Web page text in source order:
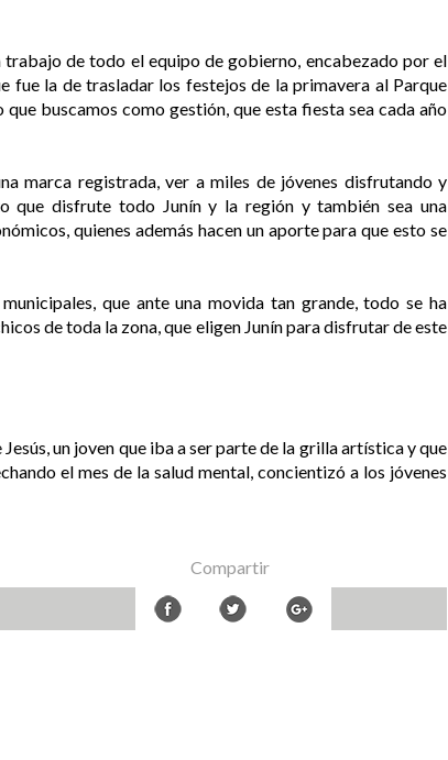
de todo el equipo de gobierno, encabezado por el
fue la de trasladar los festejos de la primavera al Parque
buscamos como gestión, que esta fiesta sea cada año
marca registrada, ver a miles de jóvenes disfrutando y
que disfrute todo Junín y la región y también sea una
quienes además hacen un aporte para que esto se
que ante una movida tan grande, todo se ha
de toda la zona, que eligen Junín para disfrutar de este
un joven que iba a ser parte de la grilla artística y que
el mes de la salud mental, concientizó a los jóvenes
Compartir